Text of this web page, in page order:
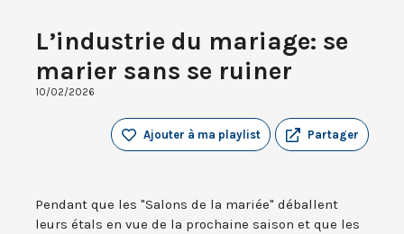
L’industrie du mariage: se
marier sans se ruiner
10/02/2026
Partager
Ajouter à ma playlist
Pendant que les "Salons de la mariée" déballent
leurs étals en vue de la prochaine saison et que les